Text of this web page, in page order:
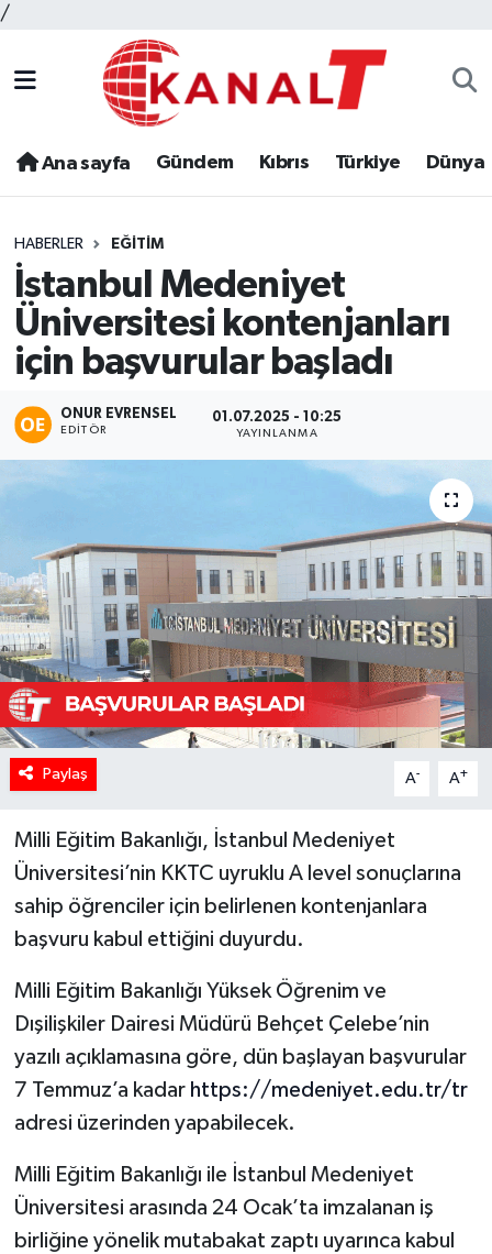
/
Ana sayfa Gündem Kıbrıs Türkiye Dünya
HABERLER EĞITIM
İstanbul Medeniyet
Üniversitesi kontenjanları
için başvurular başladı
ONUR EVRENSEL
EDITÖR
01.07.2025 - 10:25
YAYINLANMA
Paylaş A- A+
Milli Eğitim Bakanlığı, İstanbul Medeniyet
Üniversitesi’nin KKTC uyruklu A level sonuçlarına
sahip öğrenciler için belirlenen kontenjanlara
başvuru kabul ettiğini duyurdu.
Milli Eğitim Bakanlığı Yüksek Öğrenim ve
Dışilişkiler Dairesi Müdürü Behçet Çelebe’nin
yazılı açıklamasına göre, dün başlayan başvurular
7 Temmuz’a kadar https://medeniyet.edu.tr/tr
adresi üzerinden yapabilecek.
Milli Eğitim Bakanlığı ile İstanbul Medeniyet
Üniversitesi arasında 24 Ocak’ta imzalanan iş
birliğine yönelik mutabakat zaptı uyarınca kabul